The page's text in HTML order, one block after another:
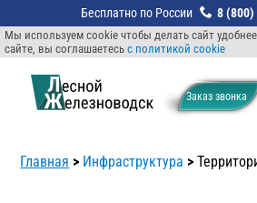
Мы используем cookie чтобы делать сайт
сайте, вы соглашаетесь с политикой cookie
Заказ звонкa
8 (800)
Главная > Инфраструктура >